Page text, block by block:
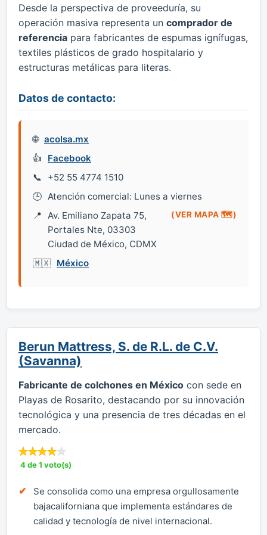
Desde la perspectiva de proveeduría, su
operación masiva representa un comprador de
referencia para fabricantes de espumas ignífugas,
textiles plásticos de grado hospitalario y
estructuras metálicas para literas.
Datos de contacto:
acolsa.mx
Facebook
+52 55 4774 1510
Atención comercial: Lunes a viernes
Av. Emiliano Zapata 75,
Portales Nte, 03303
Ciudad de México, CDMX
(VER MAPA 🗺️)
México
Berun Mattress, S. de R.L. de C.V.
(Savanna)
Fabricante de colchones en México con sede en
Playas de Rosarito, destacando por su innovación
tecnológica y una presencia de tres décadas en el
mercado.
4 de 1 voto(s)
Se consolida como una empresa orgullosamente
bajacaliforniana que implementa estándares de
calidad y tecnología de nivel internacional.